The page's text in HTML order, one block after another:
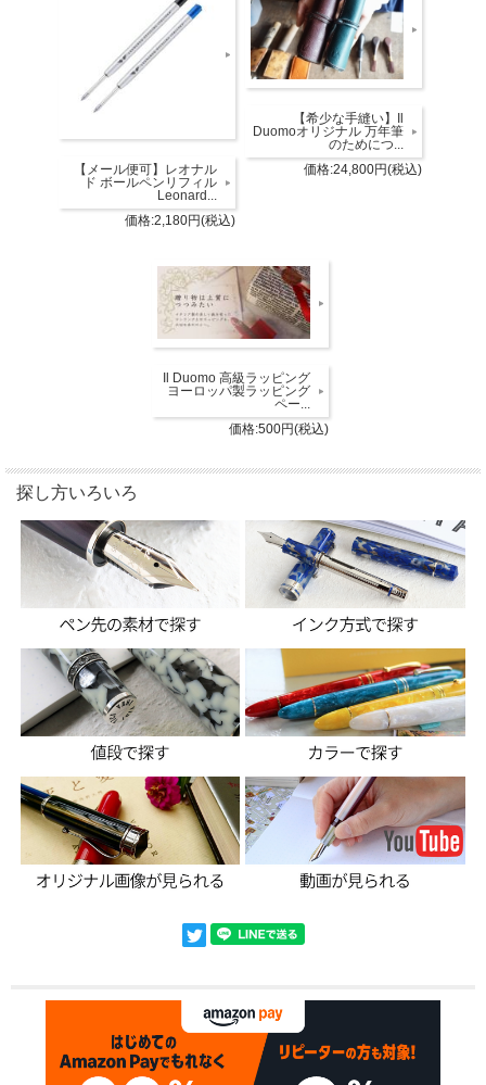
【メール便可】レオナル
ド ボールペンリフィル
Leonard...
価格:2,180円(税込)
【希少な手縫い】Il
Duomoオリジナル 万年筆
のためにつ...
価格:24,800円(税込)
Il Duomo 高級ラッピング
ヨーロッパ製ラッピング
ペー...
価格:500円(税込)
探し方いろいろ